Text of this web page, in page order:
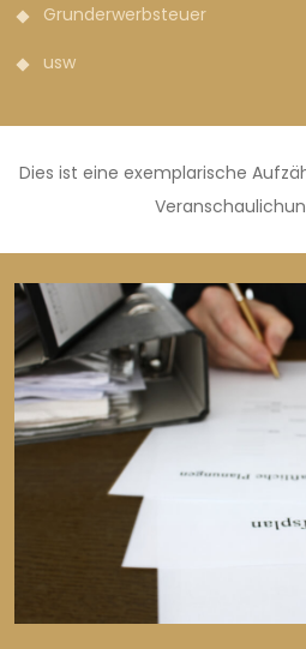
Grunderwerbsteuer
usw
Dies ist eine exemplarische